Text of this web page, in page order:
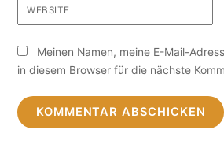
WEBSITE
Meinen Namen, meine E-Mail-
in diesem Browser für die nächste